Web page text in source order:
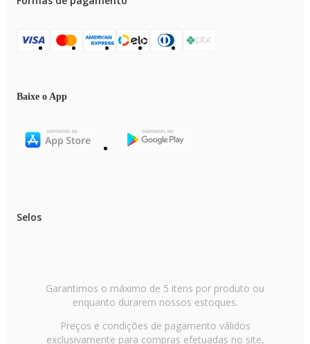
Baixe o App
Selos
Garantimos o máximo de 5 itens por produto ou
enquanto durarem nossos estoques.
Preços e condições de pagamento válidos
exclusivamente para compras efetuadas no site,